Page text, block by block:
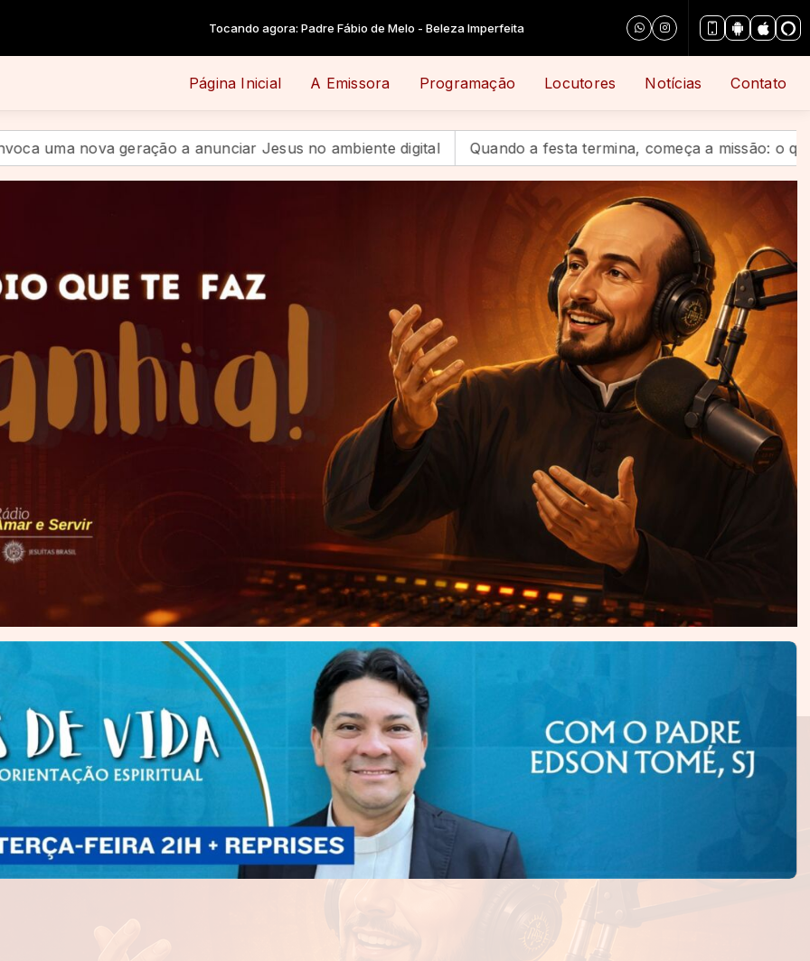
Tocando agora: Padre Fábio de Melo - Beleza Imperfeita
Página Inicial A Emissora Programação Locutores Notícias Contato
a anunciar Jesus no ambiente digital Quando a festa termina, começa a missão: o que fazemos com